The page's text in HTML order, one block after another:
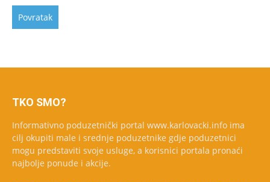
TKO SMO?
Informativno poduzetnički portal www.karlovacki.info ima
cilj okupiti male i srednje poduzetnike gdje poduzetnici
mogu predstaviti svoje usluge, a korisnici portala pronaći
najbolje ponude i akcije.